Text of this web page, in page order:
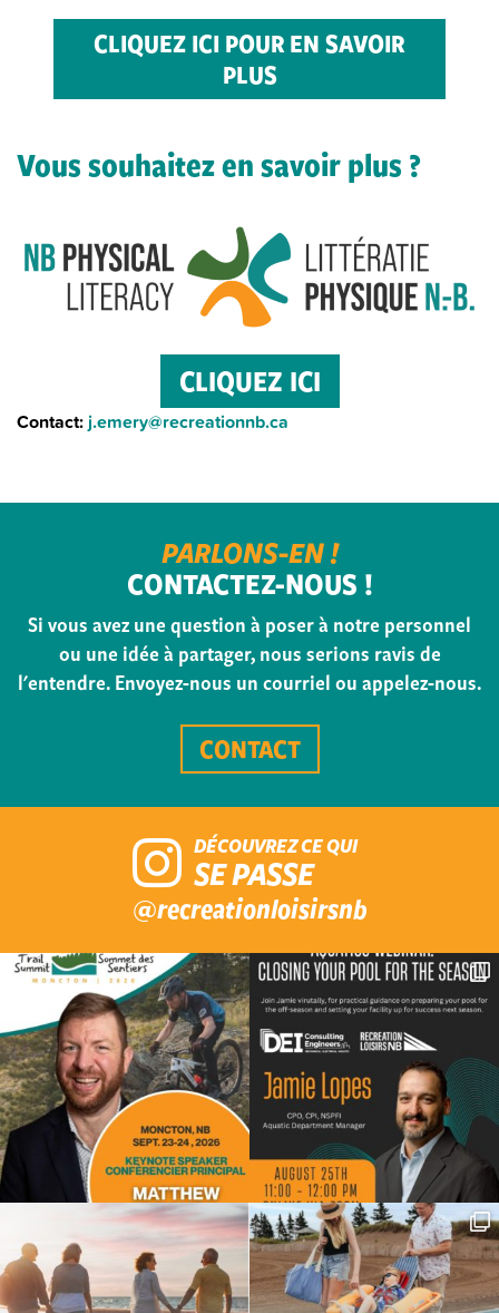
CLIQUEZ ICI POUR EN SAVOIR
PLUS
Vous souhaitez en savoir plus ?
CLIQUEZ ICI
Contact:j.emery@recreationnb.ca
PARLONS-EN !
CONTACTEZ-NOUS !
Si vous avez une question à poser à notre personnel
ou une idée à partager, nous serions ravis de
l'entendre. Envoyez-nous un courriel ou appelez-nous.
CONTACT
DÉCOUVREZ CE QUI
SE PASSE
@recreationloisirsnb